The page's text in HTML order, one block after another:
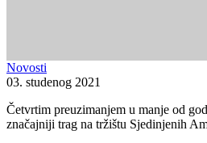
Novosti
03. studenog 2021
Četvrtim preuzimanjem u manje od
značajniji trag na tržištu Sjedinjenih